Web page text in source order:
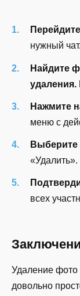
нужный чат.
Найдите
удаления.
Нажмите
меню с
Выберите
«Удалить».
всех
Удаление
довольно